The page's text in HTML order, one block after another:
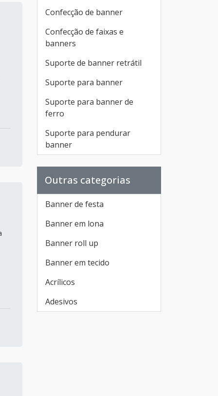
Confecção de banner
Confecção de faixas e
banners
Suporte de banner retrátil
Suporte para banner
Suporte para banner de
ferro
Suporte para pendurar
banner
Outras categorias
Banner de festa
Banner em lona
Banner roll up
Banner em tecido
Acrílicos
Adesivos